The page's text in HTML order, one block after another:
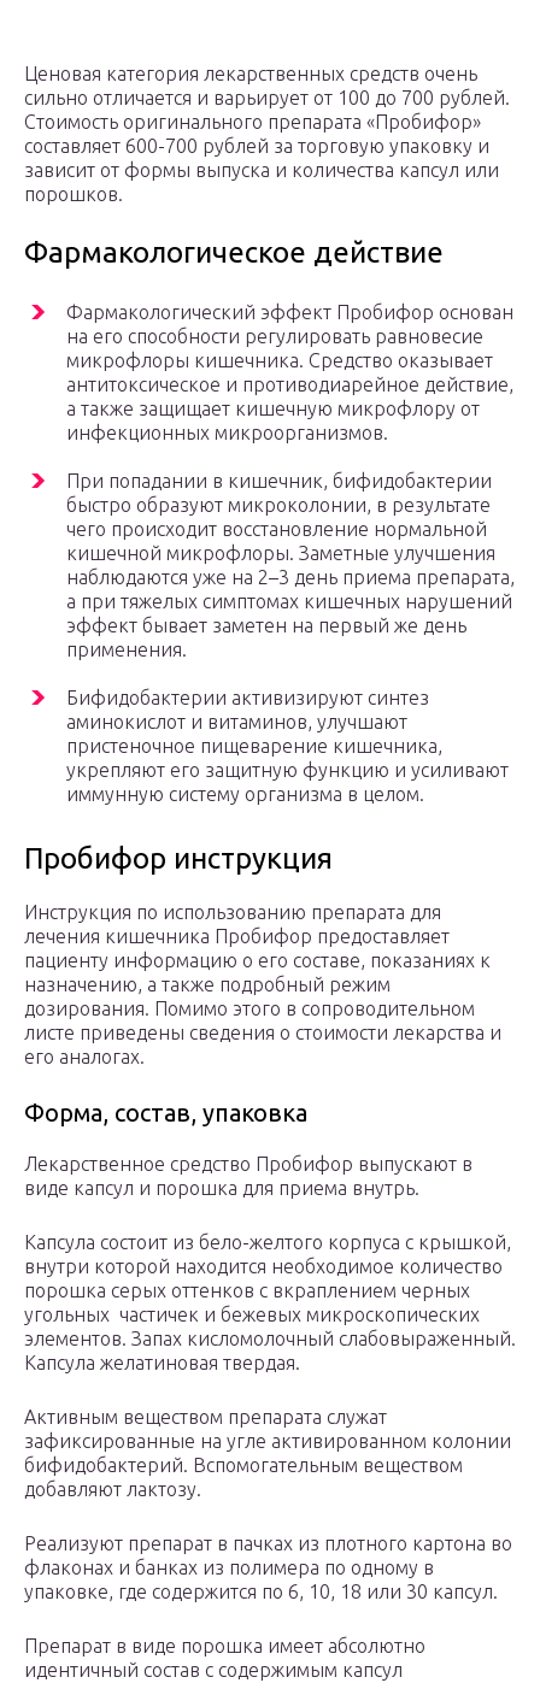
Ценовая категория лекарственных средств очень
сильно отличается и варьирует от 100 до 700 рублей.
Стоимость оригинального препарата «Пробифор»
составляет 600-700 рублей за торговую упаковку и
зависит от формы выпуска и количества капсул или
порошков.
Фармакологическое действие
Фармакологический эффект Пробифор основан
на его способности регулировать равновесие
микрофлоры кишечника. Средство оказывает
антитоксическое и противодиарейное действие,
а также защищает кишечную микрофлору от
инфекционных микроорганизмов.
При попадании в кишечник, бифидобактерии
быстро образуют микроколонии, в результате
чего происходит восстановление нормальной
кишечной микрофлоры. Заметные улучшения
наблюдаются уже на 2–3 день приема препарата,
а при тяжелых симптомах кишечных нарушений
эффект бывает заметен на первый же день
применения.
Бифидобактерии активизируют синтез
аминокислот и витаминов, улучшают
пристеночное пищеварение кишечника,
укрепляют его защитную функцию и усиливают
иммунную систему организма в целом.
Пробифор инструкция
Инструкция по использованию препарата для
лечения кишечника Пробифор предоставляет
пациенту информацию о его составе, показаниях к
назначению, а также подробный режим
дозирования. Помимо этого в сопроводительном
листе приведены сведения о стоимости лекарства и
его аналогах.
Форма, состав, упаковка
Лекарственное средство Пробифор выпускают в
виде капсул и порошка для приема внутрь.
Капсула состоит из бело-желтого корпуса с крышкой,
внутри которой находится необходимое количество
порошка серых оттенков с вкраплением черных
угольных частичек и бежевых микроскопических
элементов. Запах кисломолочный слабовыраженный.
Капсула желатиновая твердая.
Активным веществом препарата служат
зафиксированные на угле активированном колонии
бифидобактерий. Вспомогательным веществом
добавляют лактозу.
Реализуют препарат в пачках из плотного картона во
флаконах и банках из полимера по одному в
упаковке, где содержится по 6, 10, 18 или 30 капсул.
Препарат в виде порошка имеет абсолютно
идентичный состав с содержимым капсул